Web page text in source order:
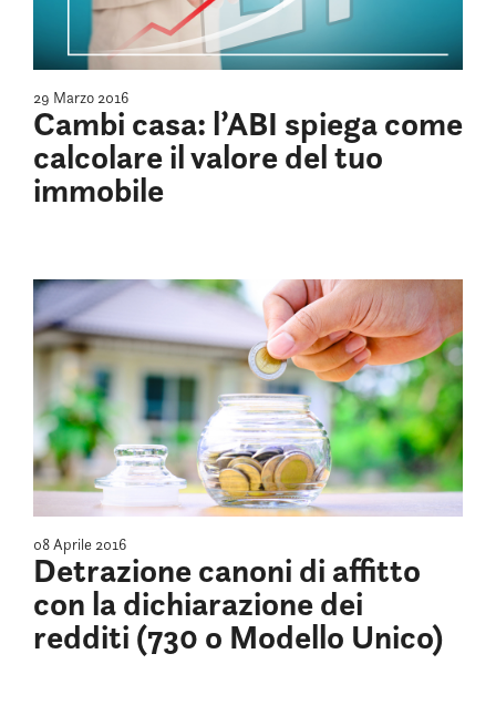
29 Marzo 2016
Cambi casa: l’ABI spiega come
calcolare il valore del tuo
immobile
08 Aprile 2016
Detrazione canoni di affitto
con la dichiarazione dei
redditi (730 o Modello Unico)